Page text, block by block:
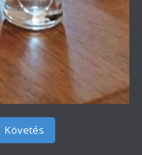
Követés